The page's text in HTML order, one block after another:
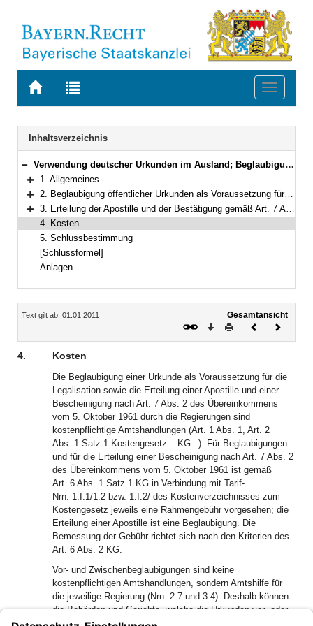
Zur
BAYERN.RECHT
Zur
letzten
Suche
Toggle
Navigation
Inhaltsverzeichnis
Bereich reduzieren
Verwendung deutscher Urkunden im Ausland; Beglaubigung von Urkunden als Voraussetzung für ihre Legalisation, Erteilung der Apostille und ihrer Bestätigungen sowie sonstige Befreiung von der Legalisation
Bereich erweitern
1. Allgemeines
Bereich erweitern
2. Beglaubigung öffentlicher Urkunden als Voraussetzung für die Legalisation
Bereich erweitern
3. Erteilung der Apostille und der Bestätigung gemäß Art. 7 Abs. 2 des Übereinkommens vom 5. Oktober 1961
4. Kosten
5. Schlussbestimmung
[Schlussformel]
Anlagen
Inhalt
Text gilt ab: 01.01.2011
Gesamtansicht
Download
DruckenVorheriges
4. Kosten
Die Beglaubigung einer Urkunde als Voraussetzung für die
Legalisation sowie die Erteilung einer Apostille und einer
Bescheinigung nach Art. 7 Abs. 2 des Übereinkommens
vom 5. Oktober 1961 durch die Regierungen sind
kostenpflichtige Amtshandlungen (Art. 1 Abs. 1, Art. 2
Abs. 1 Satz 1 Kostengesetz – KG –). Für Beglaubigungen
und für die Erteilung einer Bescheinigung nach Art. 7 Abs. 2
des Übereinkommens vom 5. Oktober 1961 ist gemäß
Art. 6 Abs. 1 Satz 1 KG in Verbindung mit Tarif-
Nrn. 1.I.1/1.2 bzw. 1.I.2/ des Kostenverzeichnisses zum
Kostengesetz jeweils eine Rahmengebühr vorgesehen; die
Erteilung einer Apostille ist eine Beglaubigung. Die
Bemessung der Gebühr richtet sich nach den Kriterien des
Art. 6 Abs. 2 KG.
Vor- und Zwischenbeglaubigungen sind keine
kostenpflichtigen Amtshandlungen, sondern Amtshilfe für
die jeweilige Regierung (Nrn. 2.7 und 3.4). Deshalb können
die Behörden und Gerichte, welche die Urkunden vor- oder
zwischenbeglaubigen, keine Verwaltungsgebühren erheben